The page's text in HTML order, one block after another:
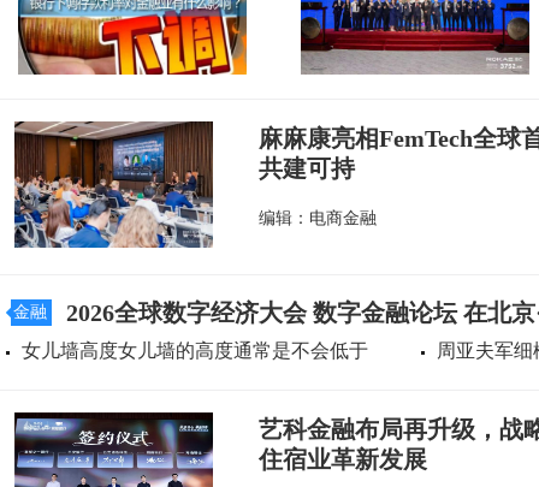
麻麻康亮相FemTech全球
共建可持
编辑：电商金融
金融 2026全球数字经济大会 数字金融论坛 在北
女儿墙高度女儿墙的高度通常是不会低于 周亚夫军
艺科金融布局再升级，战
住宿业革新发展